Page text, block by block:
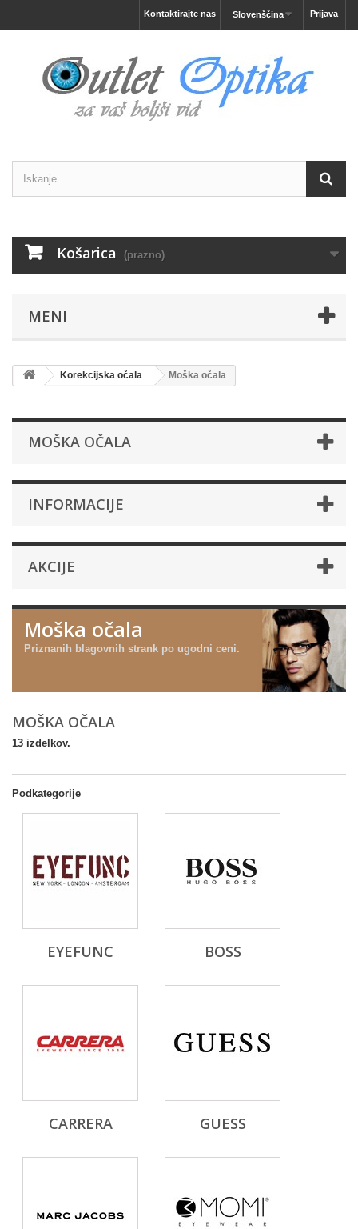
Prijava
Slovenščina
Kontaktirajte nas
Košarica (prazno)
MENI
Korekcijska očala Moška očala
MOŠKA OČALA
INFORMACIJE
AKCIJE
Moška očala
Priznanih blagovnih strank po ugodni ceni.
MOŠKA OČALA
13 izdelkov.
Podkategorije
EYEFUNC BOSS
CARRERA GUESS